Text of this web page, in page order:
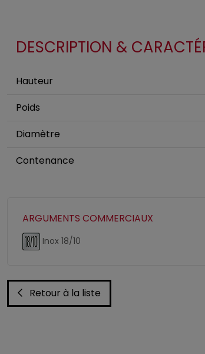
DESCRIPTION &
Hauteur
Poids
Diamètre
Contenance
ARGUMENTS COMMERCIAUX
Inox 18/10
Retour à la liste